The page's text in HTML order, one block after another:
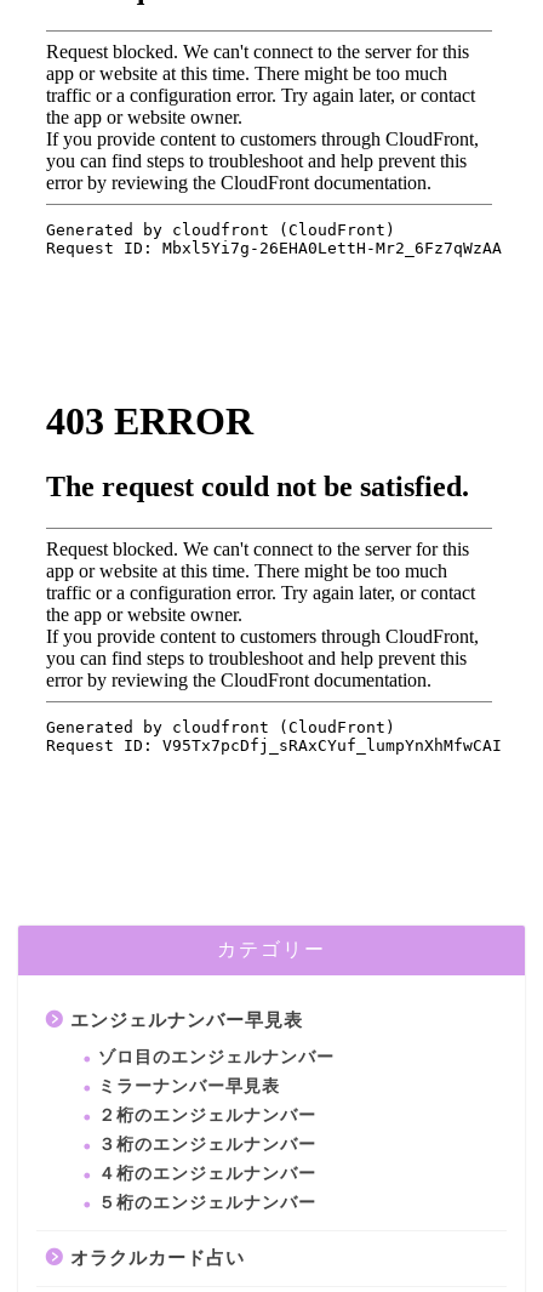
カテゴリー
エンジェルナンバー早見表
ゾロ目のエンジェルナンバー
ミラーナンバー早見表
２桁のエンジェルナンバー
３桁のエンジェルナンバー
４桁のエンジェルナンバー
５桁のエンジェルナンバー
オラクルカード占い